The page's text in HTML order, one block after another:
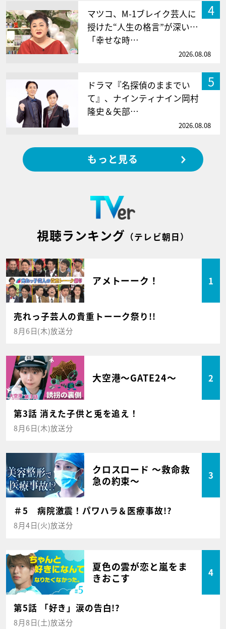
4
マツコ、M-1ブレイク芸人に
授けた“人生の格言”が深い…
「幸せな時…
2026.08.08
5
ドラマ『名探偵のままでい
て』、ナインティナイン岡村
隆史＆矢部…
2026.08.08
もっと見る
視聴ランキング （テレビ朝日）
アメトーーク！ 1
売れっ子芸人の貴重トーーク祭り!!
8月6日(木)放送分
大空港～GATE24～ 2
第3話 消えた子供と兎を追え！
8月6日(木)放送分
クロスロード ～救命救
急の約束～
3
＃5 病院激震！パワハラ＆医療事故!?
8月4日(火)放送分
夏色の雲が恋と嵐をま
きおこす
4
第5話 「好き」涙の告白!?
8月8日(土)放送分